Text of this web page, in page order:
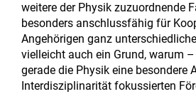
weitere der Physik zuzuordnende
besonders anschlussfähig für
Angehörigen ganz
vielleicht auch ein Grund, warum
gerade die Physik eine besondere
Interdisziplinarität fokussierten